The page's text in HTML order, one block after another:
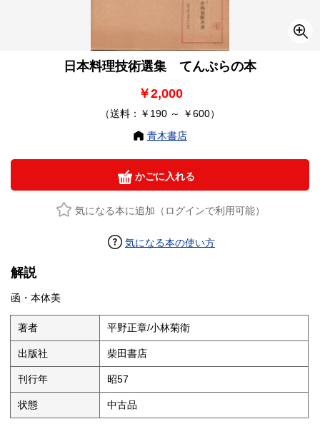
日本料理技術選集 てんぷらの本
￥2,000
（送料：￥190 ～ ￥600）
青木書店
かごに入れる
気になる本に追加（ログインで利用可能）
気になる本の使い方
解説
函・本体美
著者 平野正章/小林菊衛
出版社 柴田書店
刊行年 昭57
状態 中古品